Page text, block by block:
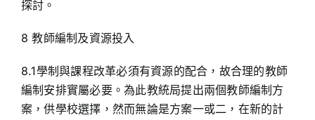
探討。
8 教師編制及資源投入
8.1學制與課程改革必須有資源的配合，故合理的教師
編制安排實屬必要。為此教統局提出兩個教師編制方
案，供學校選擇，然而無論是方案一或二，在新的計